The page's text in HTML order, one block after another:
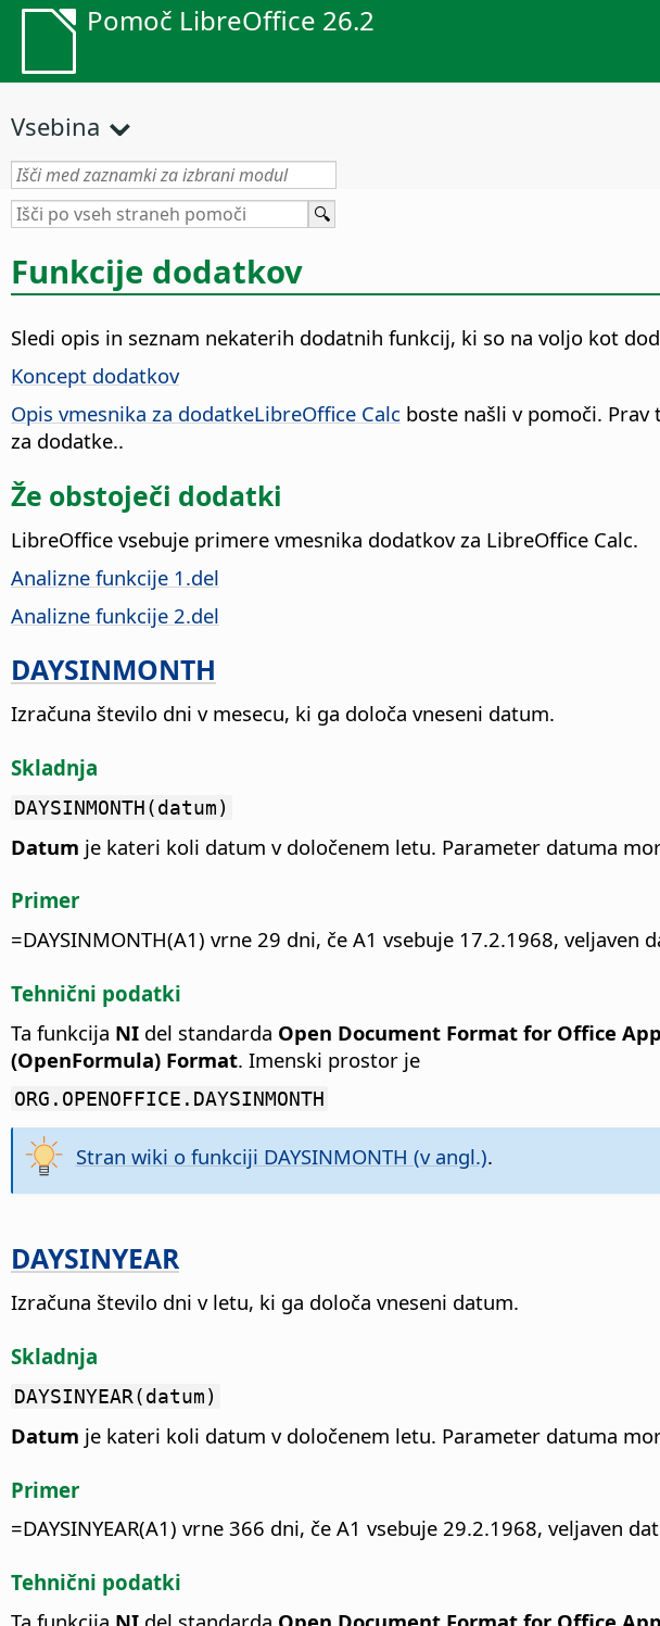
Pomoč LibreOffice 26.2
Vsebina
Funkcije dodatkov
Sledi opis in seznam nekaterih dodatnih funkcij, ki so na voljo kot
Koncept dodatkov
Opis vmesnika za dodatkeLibreOffice Calc boste našli v pomoči.
za dodatke..
Že obstoječi dodatki
LibreOffice vsebuje primere vmesnika dodatkov za LibreOffice Calc.
Analizne funkcije 1.del
Analizne funkcije 2.del
DAYSINMONTH
Izračuna število dni v mesecu, ki ga določa vneseni datum.
Skladnja
DAYSINMONTH(datum)
Datum je kateri koli datum v določenem letu. Parameter datuma
Primer
=DAYSINMONTH(A1) vrne 29 dni, če A1 vsebuje 17.2.1968, veljaven
Tehnični podatki
Ta funkcija NI del standarda Open Document Format for Office
(OpenFormula) Format. Imenski prostor je
ORG.OPENOFFICE.DAYSINMONTH
Stran wiki o funkciji DAYSINMONTH (v angl.).
DAYSINYEAR
Izračuna število dni v letu, ki ga določa vneseni datum.
Skladnja
DAYSINYEAR(datum)
Datum je kateri koli datum v določenem letu. Parameter datuma
Primer
=DAYSINYEAR(A1) vrne 366 dni, če A1 vsebuje 29.2.1968, veljaven
Tehnični podatki